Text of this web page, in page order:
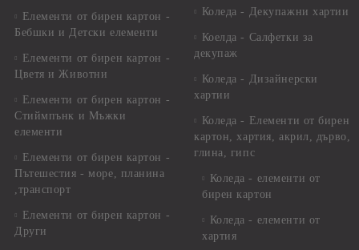
Елементи от бирен картон -
Бебшки и Детски елементи
Елементи от бирен картон -
Цветя и Животни
Елементи от бирен картон -
Стиймпънк и Мъжки
елементи
Елементи от бирен картон -
Пътешестия - море, планина
,транспорт
Елементи от бирен картон -
Други
Коледа - Декупажни хартии
Коелда - Салфетки за
декупаж
Коледа - Дизайнерски
хартии
Коледа - Eлементи от бирен
картон, хартия, акрил, дърво,
глина, гипс
Коледа - елементи от
бирен картон
Коледа - елементи от
хартия